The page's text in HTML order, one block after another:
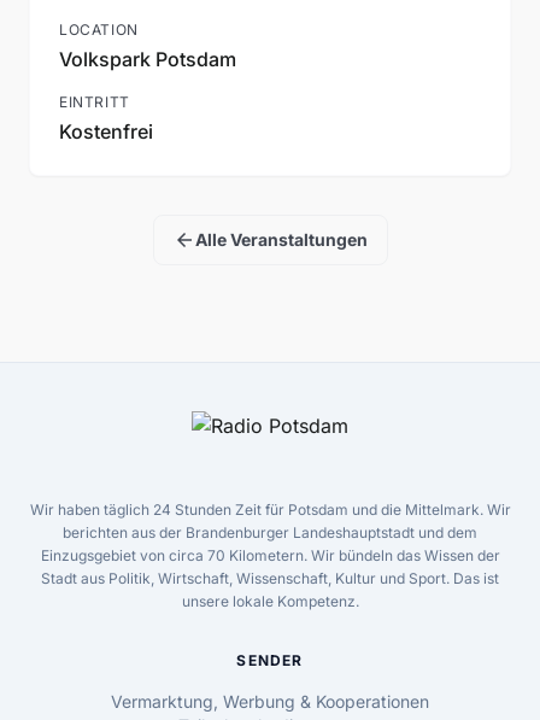
LOCATION
Volkspark Potsdam
EINTRITT
Kostenfrei
arrow_backAlle Veranstaltungen
Wir haben täglich 24 Stunden Zeit für Potsdam und die Mittelmark. Wir
berichten aus der Brandenburger Landeshauptstadt und dem
Einzugsgebiet von circa 70 Kilometern. Wir bündeln das Wissen der
Stadt aus Politik, Wirtschaft, Wissenschaft, Kultur und Sport. Das ist
unsere lokale Kompetenz.
SENDER
Vermarktung, Werbung & Kooperationen